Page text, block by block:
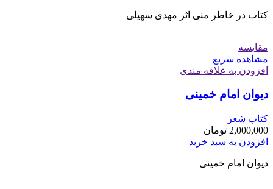
کتاب در خاطر منی اثر مهدی سهیلی
مقایسه
مشاهده سریع
افزودن به علاقه مندی
دیوان امام خمینی
کتاب شعر
2,000,000 تومان
افزودن به سبد خرید
دیوان امام خمینی